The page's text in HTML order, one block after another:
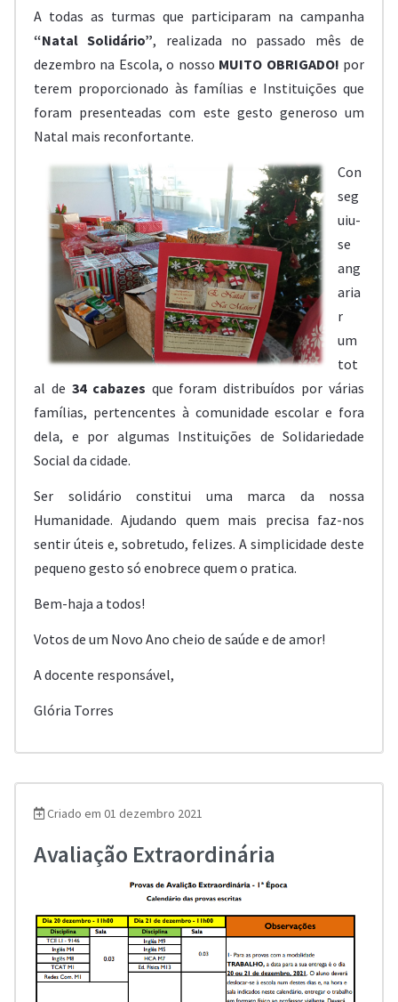
A todas as turmas que participaram na campanha
“Natal Solidário”, realizada no passado mês de
dezembro na Escola, o nosso MUITO OBRIGADO! por
terem proporcionado às famílias e Instituições que
foram presenteadas com este gesto generoso um
Natal mais reconfortante.
Con
seg
uiu-
se
ang
aria
r
um
tot
al de 34 cabazes que foram distribuídos por várias
famílias, pertencentes à comunidade escolar e fora
dela, e por algumas Instituições de Solidariedade
Social da cidade.
Ser solidário constitui uma marca da nossa
Humanidade. Ajudando quem mais precisa faz-nos
sentir úteis e, sobretudo, felizes. A simplicidade deste
pequeno gesto só enobrece quem o pratica.
Bem-haja a todos!
Votos de um Novo Ano cheio de saúde e de amor!
A docente responsável,
Glória Torres
Criado em 01 dezembro 2021
Avaliação Extraordinária